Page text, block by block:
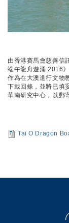
由香港賽馬會慈善信
端午龍舟遊涌 2016
作為在大澳進行文物
下載回條，並將已填
華南研究中心，以郵
Tai O Dragon